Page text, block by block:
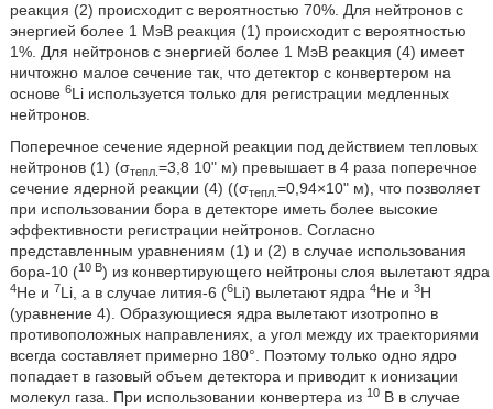
реакция (2) происходит с вероятностью 70%. Для нейтронов с
энергией более 1 МэВ реакция (1) происходит с вероятностью
1%. Для нейтронов с энергией более 1 МэВ реакция (4) имеет
ничтожно малое сечение так, что детектор с конвертером на
основе 6Li используется только для регистрации медленных
нейтронов.
Поперечное сечение ядерной реакции под действием тепловых
нейтронов (1) (σтепл. =3,8 10" м) превышает в 4 раза поперечное
сечение ядерной реакции (4) ((σтепл. =0,94×10" м), что позволяет
при использовании бора в детекторе иметь более высокие
эффективности регистрации нейтронов. Согласно
представленным уравнениям (1) и (2) в случае использования
бора-10 (10 В) из конвертирующего нейтроны слоя вылетают ядра
4Не и 7Li, а в случае лития-6 (6Li) вылетают ядра 4Не и 3Н
(уравнение 4). Образующиеся ядра вылетают изотропно в
противоположных направлениях, а угол между их траекториями
всегда составляет примерно 180°. Поэтому только одно ядро
попадает в газовый объем детектора и приводит к ионизации
молекул газа. При использовании конвертера из 10В в случае